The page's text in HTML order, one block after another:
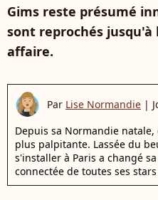
Gims reste présumé
sont reprochés
affaire.
Par Lise Normandie |
Depuis sa Normandie
plus palpitante. Lassée du
s'installer à Paris a changé
connectée de toutes ses